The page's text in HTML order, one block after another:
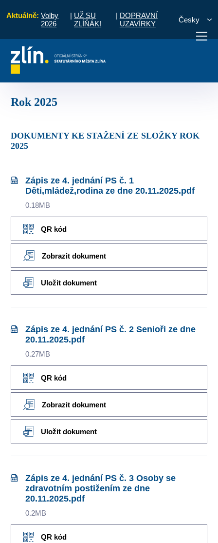
Aktuálně: Volby
2026
| UŽ SU
ZLÍŇÁK!
| DOPRAVNÍ
UZAVÍRKY
Česky
vyřídit
Rok 2025
DOKUMENTY KE STAŽENÍ ZE SLOŽKY ROK
2025
Zápis ze 4. jednání PS č. 1
Děti,mládež,rodina ze dne 20.11.2025.pdf
0.18MB
QR kód
Zobrazit dokument
Uložit dokument
Zápis ze 4. jednání PS č. 2 Senioři ze dne
20.11.2025.pdf
0.27MB
QR kód
Zobrazit dokument
Uložit dokument
Zápis ze 4. jednání PS č. 3 Osoby se
zdravotním postižením ze dne
20.11.2025.pdf
0.2MB
QR kód